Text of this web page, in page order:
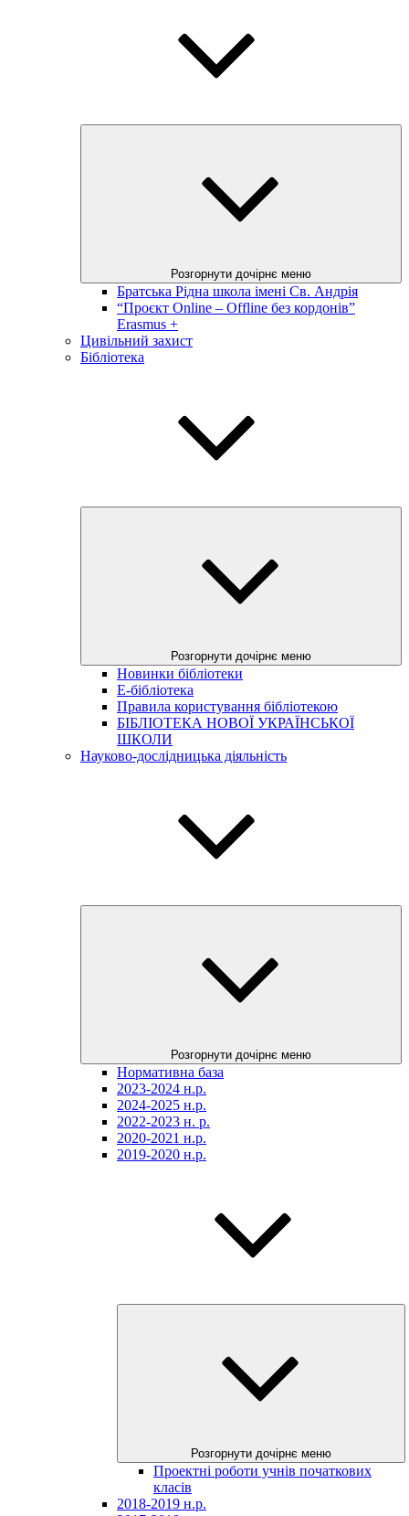
Розгорнути дочірнє меню
Братська Рідна школа імені Св. Андрія
“Проєкт Online – Offline без кордонів”
Erasmus +
Цивільний захист
Бібліотека
Розгорнути дочірнє меню
Новинки бібліотеки
E-бібліотека
Правила користування бібліотекою
БІБЛІОТЕКА НОВОЇ УКРАЇНСЬКОЇ
ШКОЛИ
Науково-дослідницька діяльність
Розгорнути дочірнє меню
Нормативна база
2023-2024 н.р.
2024-2025 н.р.
2022-2023 н. р.
2020-2021 н.р.
2019-2020 н.р.
Розгорнути дочірнє меню
Проектні роботи учнів початкових
класів
2018-2019 н.р.